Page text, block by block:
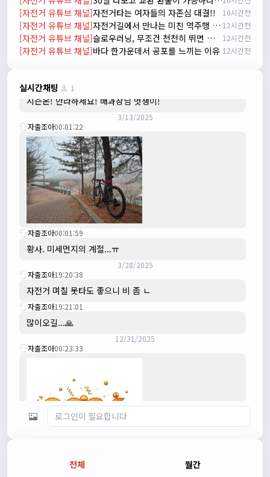
[자전거 유튜브 채널]자전거타는 여자들의 자존심 대결!! 10시간전
[자전거 유튜브 채널] 자전거길에서 만나는 미친 역주행 블랙박스 특집 12시간전
[자전거 유튜브 채널] 슬로우러닝, 무조건 천천히 뛰면 될까? 내 몸에 맞는 정확한 페이스를 찾았습니다 12시간전
[자전거 유튜브 채널]바다 한가운데서 공포를 느끼는 이유 12시간전
실시간채팅 1
넵!! 잔차나라도 시즌온과 함께 바쁜 하루하루 보내세요~~
3/1/2025
자출조아08:54:33
수도권은 3.1절 연휴 비소식...ㅠ ㅠ
JIWOON23:26:13
시즌온! 안라하세요! 배과장님 멋쟁이!
3/13/2025
자출조아00:01:22
자출조아00:01:59
황사. 미세먼지의 계절...ㅠ
3/28/2025
자출조아19:20:38
자전거 며칠 못타도 좋으니 비 좀 ㄴ
자출조아19:21:01
많이오길...🙏
12/31/2025
자출조아00:23:33
전체 월간